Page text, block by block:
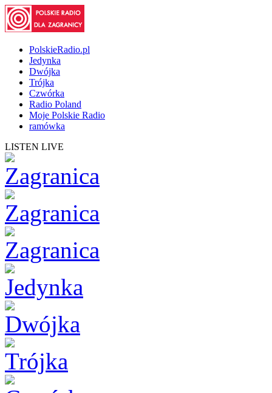
PolskieRadio.pl
Jedynka
Dwójka
Trójka
Czwórka
Radio Poland
Moje Polskie Radio
ramówka
LISTEN LIVE